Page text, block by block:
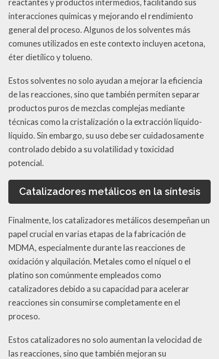
reactantes y productos intermedios, facilitando sus
interacciones químicas y mejorando el rendimiento
general del proceso. Algunos de los solventes más
comunes utilizados en este contexto incluyen acetona,
éter dietílico y tolueno.
Estos solventes no solo ayudan a mejorar la eficiencia
de las reacciones, sino que también permiten separar
productos puros de mezclas complejas mediante
técnicas como la cristalización o la extracción líquido-
líquido. Sin embargo, su uso debe ser cuidadosamente
controlado debido a su volatilidad y toxicidad
potencial.
Catalizadores metálicos en la síntesis
Finalmente, los catalizadores metálicos desempeñan un
papel crucial en varias etapas de la fabricación de
MDMA, especialmente durante las reacciones de
oxidación y alquilación. Metales como el níquel o el
platino son comúnmente empleados como
catalizadores debido a su capacidad para acelerar
reacciones sin consumirse completamente en el
proceso.
Estos catalizadores no solo aumentan la velocidad de
las reacciones, sino que también mejoran su